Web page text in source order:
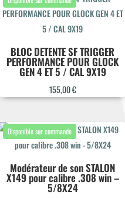
BLOC DETENTE SF TRIGGER
PERFORMANCE POUR GLOCK
GEN 4 ET 5 / CAL 9X19
155,00€
Modérateur de son STALON
X149 pour calibre .308 win –
5/8X24